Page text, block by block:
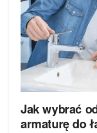
Jak wybrać
armaturę do